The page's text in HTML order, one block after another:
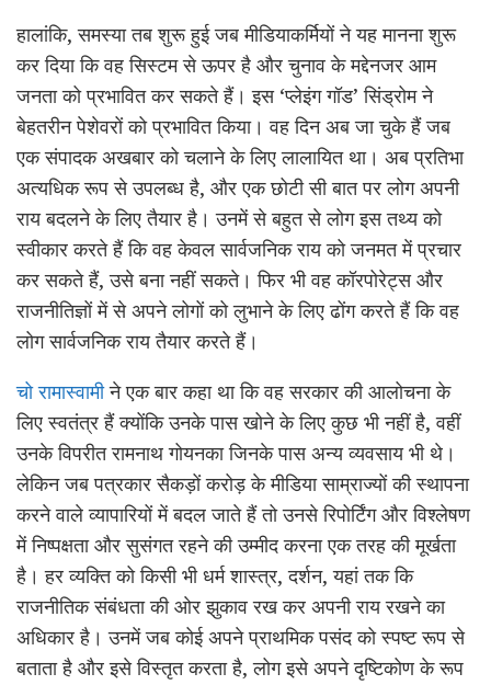
हालांकि, समस्या तब शुरू हुई जब मीडियाकर्मियों ने यह मानना शुरू
कर दिया कि वह सिस्टम से ऊपर है और चुनाव के मद्देनजर आम
जनता को प्रभावित कर सकते हैं। इस ‘प्लेइंग गॉड’ सिंड्रोम ने
बेहतरीन पेशेवरों को प्रभावित किया। वह दिन अब जा चुके हैं जब
एक संपादक अखबार को चलाने के लिए लालायित था। अब प्रतिभा
अत्यधिक रूप से उपलब्ध है, और एक छोटी सी बात पर लोग अपनी
राय बदलने के लिए तैयार है। उनमें से बहुत से लोग इस तथ्य को
स्वीकार करते हैं कि वह केवल सार्वजनिक राय को जनमत में प्रचार
कर सकते हैं, उसे बना नहीं सकते। फिर भी वह कॉरपोरेट्स और
राजनीतिज्ञों में से अपने लोगों को लुभाने के लिए ढोंग करते हैं कि वह
लोग सार्वजनिक राय तैयार करते हैं।
चो रामास्वामीने एक बार कहा था कि वह सरकार की आलोचना के
लिए स्वतंत्र हैं क्योंकि उनके पास खोने के लिए कुछ भी नहीं है, वहीं
उनके विपरीत रामनाथ गोयनका जिनके पास अन्य व्यवसाय भी थे।
लेकिन जब पत्रकार सैकड़ों करोड़ के मीडिया साम्राज्यों की स्थापना
करने वाले व्यापारियों में बदल जाते हैं तो उनसे रिपोर्टिंग और विश्लेषण
में निष्पक्षता और सुसंगत रहने की उम्मीद करना एक तरह की मूर्खता
है। हर व्यक्ति को किसी भी धर्म शास्त्र, दर्शन, यहां तक कि
राजनीतिक संबंधता की ओर झुकाव रख कर अपनी राय रखने का
अधिकार है। उनमें जब कोई अपने प्राथमिक पसंद को स्पष्ट रूप से
बताता है और इसे विस्तृत करता है, लोग इसे अपने दृष्टिकोण के रूप